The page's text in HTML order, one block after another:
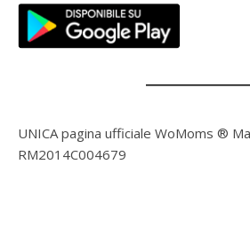
UNICA pagina ufficiale WoMoms ®
RM2014C004679